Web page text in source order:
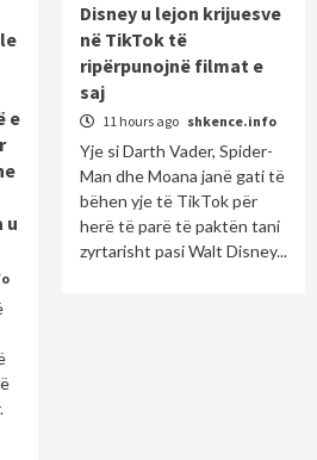
e
u
Disney u lejon krijuesve
në TikTok të
ripërpunojnë filmat e
saj
11 hours ago shkence.info
Yje si Darth Vader, Spider-
Man dhe Moana janë gati të
bëhen yje të TikTok për
herë të parë të paktën tani
zyrtarisht pasi Walt Disney...